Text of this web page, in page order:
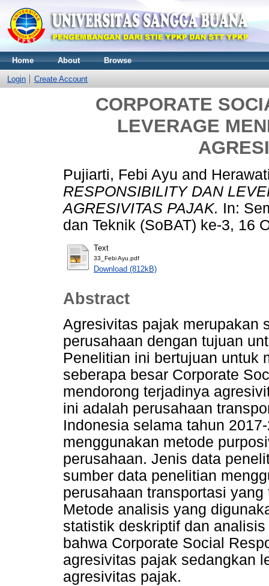
Home About Browse
Login Create Account
CORPORATE
LEVERAGE
Pujiarti, Febi Ayu and
RESPONSIBILITY DAN
AGRESIVITAS PAJAK. In:
dan Teknik (SoBAT) ke-3, 16
Text
33_Febi Ayu.pdf
Download (812kB)
Abstract
Agresivitas pajak merupakan
perusahaan dengan tujuan
Penelitian ini bertujuan untuk
seberapa besar Corporate
mendorong terjadinya
ini adalah perusahaan
Indonesia selama tahun
menggunakan metode
perusahaan. Jenis data
sumber data penelitian
perusahaan transportasi
Metode analisis yang
statistik deskriptif dan
bahwa Corporate Social
agresivitas pajak sedangkan
agresivitas pajak.